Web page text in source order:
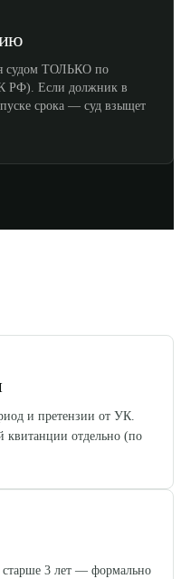
судом ТОЛЬКО по
РФ). Если должник в
срока — суд взыщет
и претензии от УК.
квитанции отдельно (по
старше 3 лет — формально